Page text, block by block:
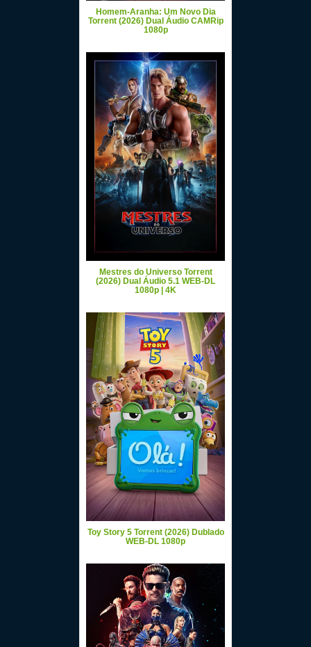
Homem-Aranha: Um Novo Dia
Torrent (2026) Dual Áudio CAMRip
1080p
Mestres do Universo Torrent
(2026) Dual Áudio 5.1 WEB-DL
1080p | 4K
Toy Story 5 Torrent (2026) Dublado
WEB-DL 1080p